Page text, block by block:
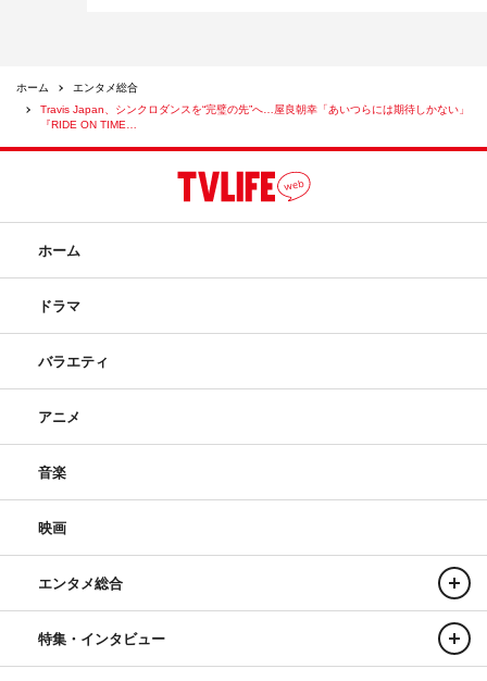
ホーム
エンタメ総合
Travis Japan、シンクロダンスを“完璧の先”へ…屋良朝幸「あいつらには期待しかない」
『RIDE ON TIME…
ホーム
ドラマ
バラエティ
アニメ
音楽
映画
エンタメ総合
特集・インタビュー